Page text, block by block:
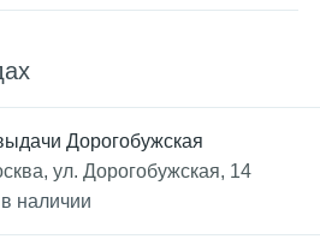
Дорогобужская
ул. Дорогобужская, 14
наличии